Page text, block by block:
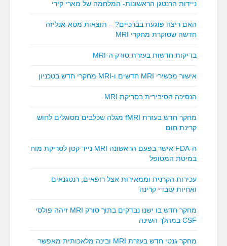
ניידות הרנטגן הראשונות- המלחמה של מארי קירי
האם ריצה פוגעת בברכיים? – תוצאות מטא-אנליזה
חדשה שסוקרת מחקרי MRI
בדיקות חדשות בעזרת סורק ה-MRI
אישור מכשירי MRI חדשים ו-MRI מחקרי חדש בטכניון
הנסיכה הסיבירית בסריקת MRI
מחקר חדש בעזרת fMRI מגלה שכלבים מסוגלים לחוש
קרינת חום
ה-FDA אישר בפעם הראשונה MRI נייד קטן לסריקת מוח
במיטת המטופל
עכירות הקרנית וממאירות אצל רופאים, רנטגנאים
ואחיות עובדי קרינה
מחקר חדש בו ישנו נבדקים בתוך סורק MRI זיהה פולסי
CSF במהלך השינה
מחקר גנטי חדש בעזרת MRI ובינה מלאכותית מאפשר